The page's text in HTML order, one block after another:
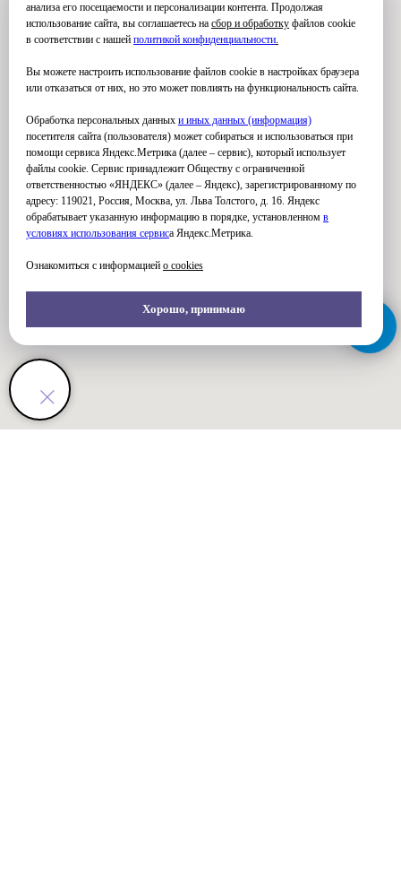
анализа его посещаемости и персонализации контента. Продолжая
использование сайта, вы соглашаетесь на сбор и обработку файлов cookie
в соответствии с нашей политикой конфиденциальности.
Вы можете настроить использование файлов cookie в настройках браузера
или отказаться от них, но это может повлиять на функциональность сайта.
Обработка персональных данных и иных данных (информация)
посетителя сайта (пользователя) может собираться и использоваться при
помощи сервиса Яндекс.Метрика (далее – сервис), который использует
файлы cookie. Сервис принадлежит Обществу с ограниченной
ответственностью «ЯНДЕКС» (далее – Яндекс), зарегистрированному по
адресу: 119021, Россия, Москва, ул. Льва Толстого, д. 16. Яндекс
обрабатывает указанную информацию в порядке, установленном в
условиях использования сервиса Яндекс.Метрика.
Ознакомиться с информацией о cookies
Хорошо, принимаю